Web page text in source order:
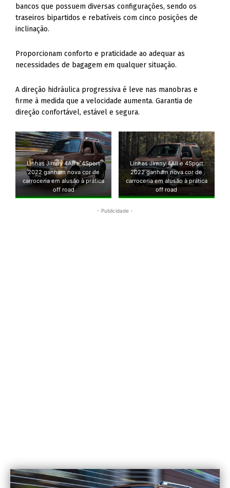
bancos que possuem diversas configurações, sendo os
traseiros bipartidos e rebatíveis com cinco posições de
inclinação.
Proporcionam conforto e praticidade ao adequar as
necessidades de bagagem em qualquer situação.
A direção hidráulica progressiva é leve nas manobras e
firme à medida que a velocidade aumenta. Garantia de
direção confortável, estável e segura.
Linhas Jimny 4All e 4Sport
2022 ganham nova cor de
carroceria em alusão à prática
off road
Linhas Jimny 4All e 4Sport
2022 ganham nova cor de
carroceria em alusão à prática
off road
- Publicidade -